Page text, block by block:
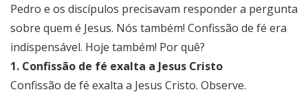
Pedro e os discípulos precisavam responder a pergunta
sobre quem é Jesus. Nós também! Confissão de fé era
indispensável. Hoje também! Por quê?
1. Confissão de fé exalta a Jesus Cristo
Confissão de fé exalta a Jesus Cristo. Observe.